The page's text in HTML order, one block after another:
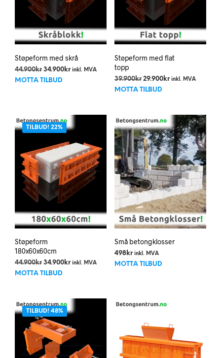
Støpeform med skrå
44.900kr Opprinnelig
pris
34.900 krNåværende
inkl. MVA
MOTTA TILBUD
Støpeform med flat
topp
39.900kr Opprinnelig
pris
29.900krNåværende
inkl. MVA
MOTTA TILBUD
TILBUD! 22%
Støpeform
180x60x60cm
44.900kr Opprinnelig
pris
34.900 krNåværende
inkl. MVA
MOTTA TILBUD
Små betongklosser
498kr inkl. MVA
MOTTA TILBUD
TILBUD! 48%